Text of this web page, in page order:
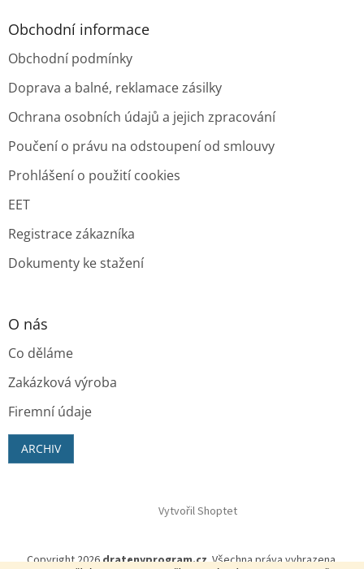
Obchodní informace
Obchodní podmínky
Doprava a balné, reklamace zásilky
Ochrana osobních údajů a jejich zpracování
Poučení o právu na odstoupení od smlouvy
Prohlášení o použití cookies
EET
Registrace zákazníka
Dokumenty ke stažení
O nás
Co děláme
Zakázková výroba
Firemní údaje
ARCHIV
Vytvořil Shoptet
Copyright 2026dratenyprogram.cz. Všechna práva vyhrazena.